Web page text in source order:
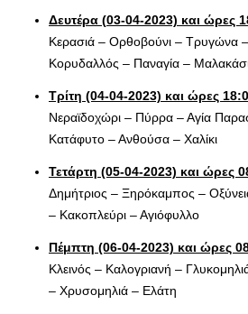
Δευτέρα (03-04-2023) και ώρες 1
Κερασιά – Ορθοβούνι – Τρυγώνα
Κορυδαλλός – Παναγία –
Τρίτη (04-04-2023) και ώρες
Νεραϊδοχώρι – Πύρρα – Αγία
Κατάφυτο – Ανθούσα – Χαλίκι
Τετάρτη (05-04-2023) και ώρες
Δημήτριος – Ξηρόκαμπος –
– Κακοπλεύρι – Αγιόφυλλο
Πέμπτη (06-04-2023) και ώρες
Κλεινός – Καλογριανή –
– Χρυσομηλιά – Ελάτη